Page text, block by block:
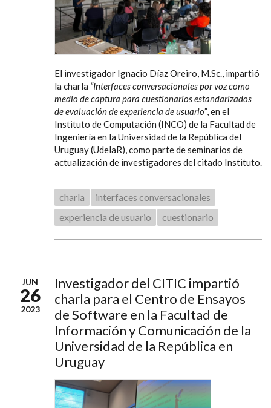
El investigador Ignacio Díaz Oreiro, M.Sc., impartió
la charla “Interfaces conversacionales por voz como
medio de captura para cuestionarios estandarizados
de evaluación de experiencia de usuario”, en el
Instituto de Computación (INCO) de la Facultad de
Ingeniería en la Universidad de la República del
Uruguay (UdelaR), como parte de seminarios de
actualización de investigadores del citado Instituto.
charla
interfaces conversacionales
experiencia de usuario
cuestionario
JUN
26
2023
Investigador del CITIC impartió
charla para el Centro de Ensayos
de Software en la Facultad de
Información y Comunicación de la
Universidad de la República en
Uruguay